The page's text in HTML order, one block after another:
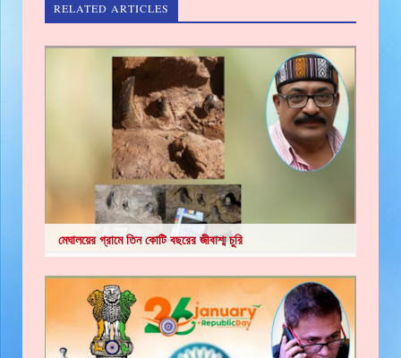
RELATED ARTICLES
মেঘালয়ের গ্রামে তিন কোটি বছরের জীবাশ্ম চুরি